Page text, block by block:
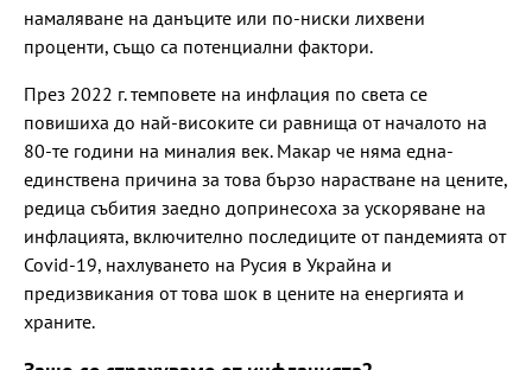
намаляване на данъците или по-ниски лихвени
проценти, също са потенциални фактори.
През 2022 г. темповете на инфлация по света се
повишиха до най-високите си равнища от началото на
80-те години на миналия век. Макар че няма една-
единствена причина за това бързо нарастване на цените,
редица събития заедно допринесоха за ускоряване на
инфлацията, включително последиците от пандемията от
Covid-19, нахлуването на Русия в Украйна и
предизвикания от това шок в цените на енергията и
храните.